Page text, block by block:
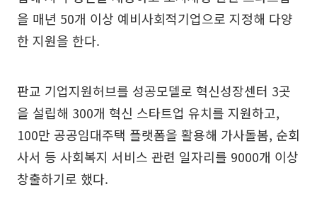
을 매년 50개 이상 예비사회적기업으로 지정해 다양
한 지원을 한다.
판교 기업지원허브를 성공모델로 혁신성장센터 3곳
을 설립해 300개 혁신 스타트업 유치를 지원하고,
100만 공공임대주택 플랫폼을 활용해 가사돌봄, 순회
사서 등 사회복지 서비스 관련 일자리를 9000개 이상
창출하기로 했다.